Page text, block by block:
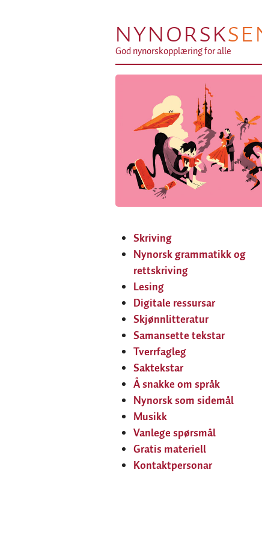
NYNORSK
God nynorskopplæring for alle
Skriving
Nynorsk grammatikk og
rettskriving
Lesing
Digitale ressursar
Skjønnlitteratur
Samansette tekstar
Tverrfagleg
Saktekstar
Å snakke om språk
Nynorsk som sidemål
Musikk
Vanlege spørsmål
Gratis materiell
Kontaktpersonar